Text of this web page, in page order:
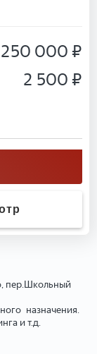
250 000 ₽
2 500 ₽
пер.Школьный
назначения.
и т.д.